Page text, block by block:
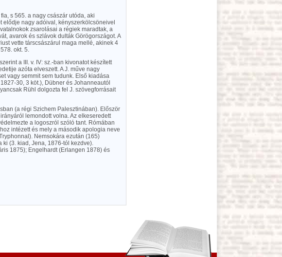
s 565. a nagy császár utóda, aki
nagy adóival, kényszerkölcsöneivel
zsarolásai a régiek maradtak, a
avarok és szlávok dulták Görögországot. A
vette társcsászárul maga mellé, akinek 4
okt. 5.
a III. v. IV: sz.-ban kivonatot készített
azóta elveszett. A J. műve nagy
vagy semmit sem tudunk. Első kiadása
30, 3 köt.), Dübner és Johanneautól
Rühl dolgozta fel J. szövegforrásait
(a régi Szichem Palesztinában). Először
lemondott volna. Az elkeseredett
a logoszról szóló tant. Rómában
intézett és mely a második apologia neve
Nemsokára ezután (165)
ki (3. kiad, Jena, 1876-tól kezdve).
1875); Engelhardt (Erlangen 1878) és